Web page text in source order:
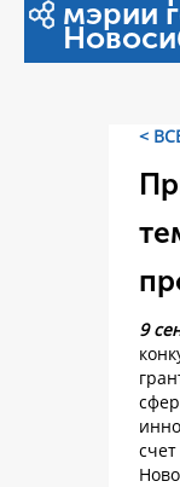
мэрии
<
9